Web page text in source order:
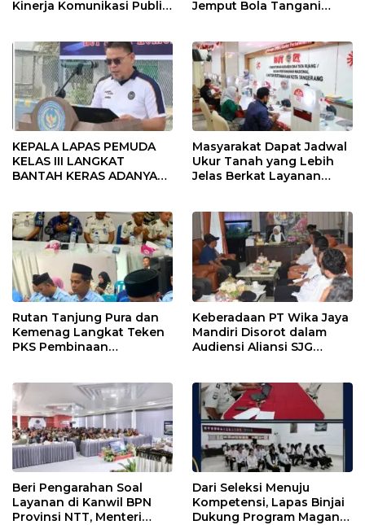
Kinerja Komunikasi Publik
Jemput Bola Tangani
KEPALA LAPAS PEMUDA
KELAS III LANGKAT
BANTAH KERAS ADANYA
TENTANG SINDIKAT
PENIPU PENJUALAN EMAS
Masyarakat Dapat Jadwal
Ukur Tanah yang Lebih
Jelas Berkat Layanan
Rutan Tanjung Pura dan
Kemenag Langkat Teken
PKS Pembinaan
Keberadaan PT Wika Jaya
Mandiri Disorot dalam
Audiensi Aliansi SJG
Beri Pengarahan Soal
Layanan di Kanwil BPN
Provinsi NTT, Menteri
Dari Seleksi Menuju
Kompetensi, Lapas Binjai
Dukung Program Magang